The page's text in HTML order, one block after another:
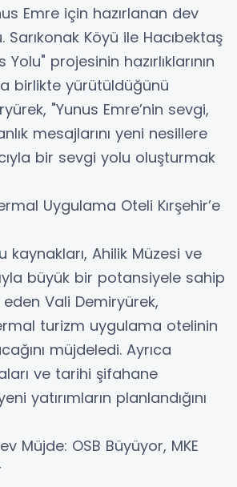
Emre için hazırlanan dev
Köyü ile Hacıbektaş
projesinin hazırlıklarının
birlikte yürütüldüğünü
"Yunus Emre’nin sevgi,
mesajlarını yeni nesillere
bir sevgi yolu oluşturmak
Uygulama Oteli Kırşehir’e
kaynakları, Ahilik Müzesi ve
büyük bir potansiyele sahip
Vali Demiryürek,
turizm uygulama otelinin
müjdeledi. Ayrıca
ve tarihi şifahane
yatırımların planlandığını
Müjde: OSB Büyüyor, MKE